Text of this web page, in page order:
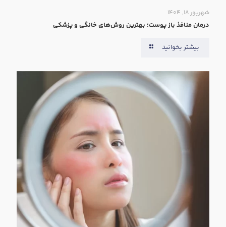
شهریور ۱۸, ۱۴۰۴
درمان منافذ باز پوست؛ بهترین روش‌های خانگی و پزشکی
بیشتر بخوانید